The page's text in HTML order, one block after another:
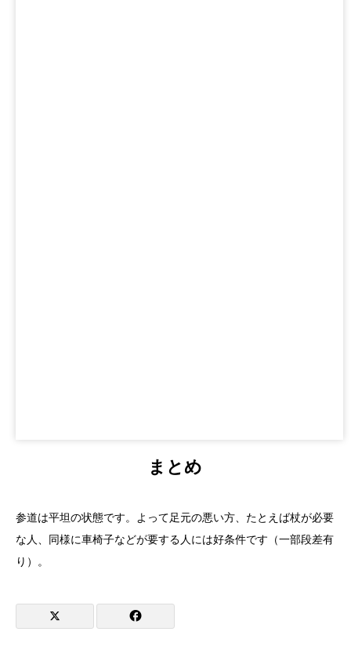
まとめ
参道は平坦の状態です。よって足元の悪い方、たとえば杖が必要
な人、同様に車椅子などが要する人には好条件です（一部段差有
り）。